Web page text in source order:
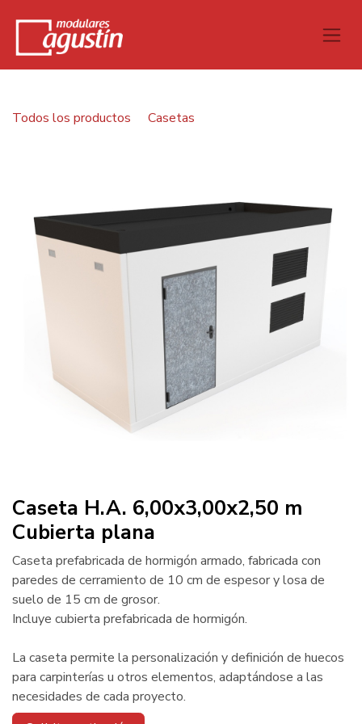
Todos los productos
Casetas
Caseta H.A. 6,00x3,00x2,50 m
Cubierta plana
Caseta prefabricada de hormigón armado, fabricada con
paredes de cerramiento de 10 cm de espesor y losa de
suelo de 15 cm de grosor.
Incluye cubierta prefabricada de hormigón.
La caseta permite la personalización y definición de huecos
para carpinterías u otros elementos, adaptándose a las
necesidades de cada proyecto.